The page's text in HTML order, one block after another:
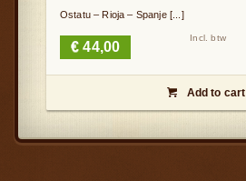
Ostatu – Rioja – Spanje [...]
€ 44,00
Incl. btw
 Add to cart